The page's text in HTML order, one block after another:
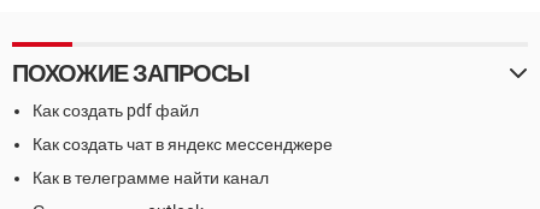
ПОХОЖИЕ ЗАПРОСЫ
Как создать pdf файл
Как создать чат в яндекс мессенджере
Как в телеграмме найти канал